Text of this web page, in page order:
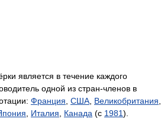
является в течение каждого
одной из стран-членов в
Франция, США, Великобритания,
, Италия, Канада (с 1981).